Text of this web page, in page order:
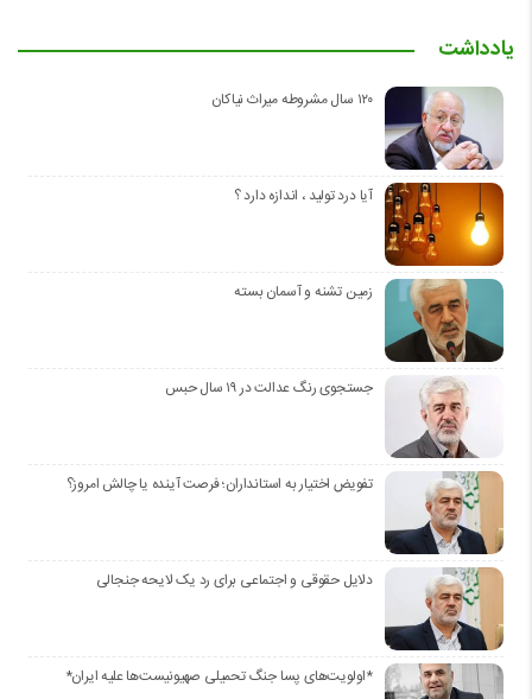
یادداشت
۱۲۰ سال مشروطه میراث نیاکان
آیا درد تولید ، اندازه دارد ؟
زمین تشنه و آسمان بسته
جستجوی رنگ عدالت در ۱۹ سال حبس
تفویض اختیار به استانداران؛ فرصت آینده یا چالش امروز؟
دلایل حقوقی و اجتماعی برای رد یک لایحه جنجالی
*اولویت‌های پسا جنگ تحمیلی صهیونیست‌ها علیه ایران*